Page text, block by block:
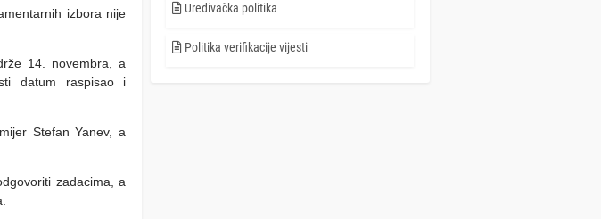
izbora nije
14. novembra, a
datum raspisao i
Stefan Yanev, a
zadacima, a
Uređivačka politika
Politika verifikacije vijesti